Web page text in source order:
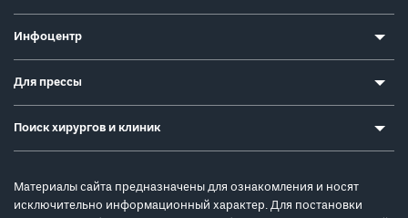
Инфоцентр
Для прессы
Поиск хирургов и клиник
Материалы сайта предназначены для ознакомления и носят
исключительно информационный характер. Для постановки